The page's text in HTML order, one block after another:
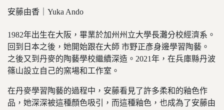
安藤由香｜Yuka Ando
1982年出生在大阪，畢業於加州州立大學長灘分校經濟系。
回到日本之後，她開始跟在大師 市野正彥身邊學習陶藝。
之後又到丹麥的陶藝學校繼續深造。2021年，在兵庫縣丹波
篠山設立自己的窯場和工作室。
在丹麥學習陶藝的過程中，安藤看見了許多柔和的釉色作
品，她深深被這種顏色吸引，而這種釉色，也成為了安藤由